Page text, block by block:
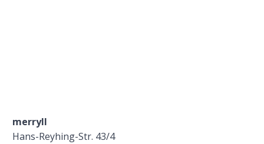
merryll
Hans-Reyhing-Str. 43/4